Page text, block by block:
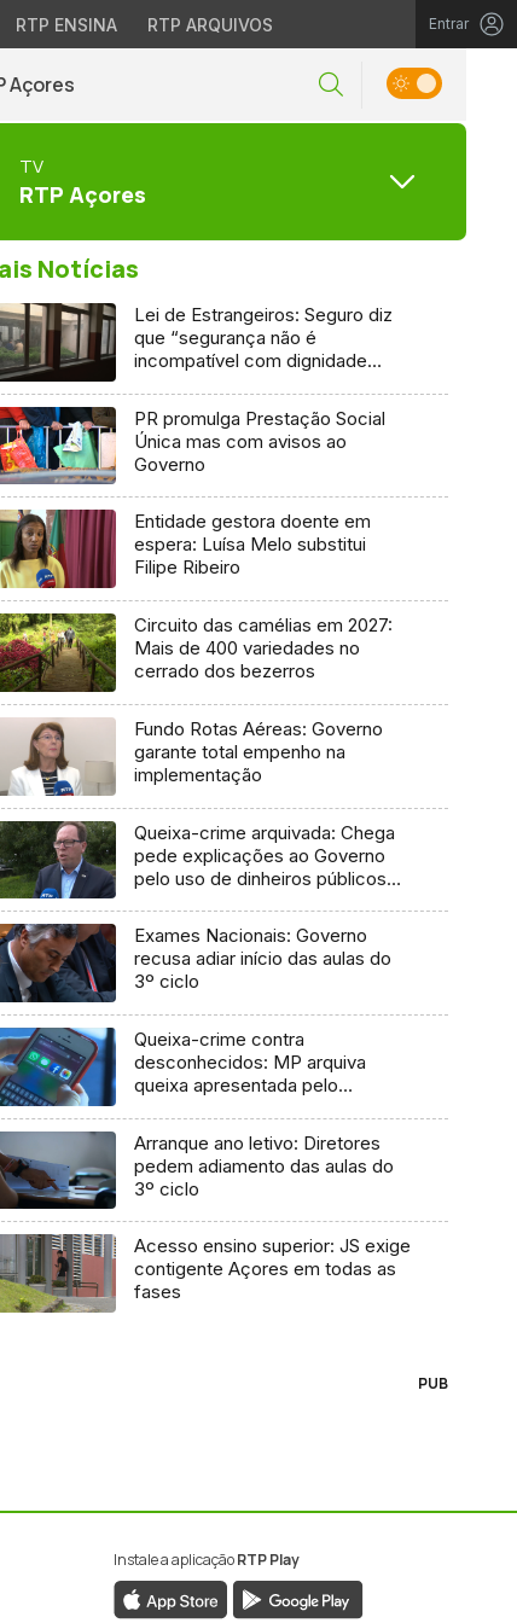
RTP ENSINA RTP ARQUIVOS Entrar
Açores
TV
RTP Açores
Notícias
Lei de Estrangeiros: Seguro diz
que “segurança não é
incompatível com dignidade
PR promulga Prestação Social
Única mas com avisos ao
Governo
Entidade gestora doente em
espera: Luísa Melo substitui
Filipe Ribeiro
Circuito das camélias em 2027:
Mais de 400 variedades no
cerrado dos bezerros
Fundo Rotas Aéreas: Governo
garante total empenho na
implementação
Queixa-crime arquivada: Chega
pede explicações ao Governo
pelo uso de dinheiros públicos
Exames Nacionais: Governo
recusa adiar início das aulas do
3º ciclo
Queixa-crime contra
desconhecidos: MP arquiva
queixa apresentada pelo
Arranque ano letivo: Diretores
pedem adiamento das aulas do
3º ciclo
Acesso ensino superior: JS exige
contigente Açores em todas as
fases
PUB
Instale a aplicaçãoRTP Play